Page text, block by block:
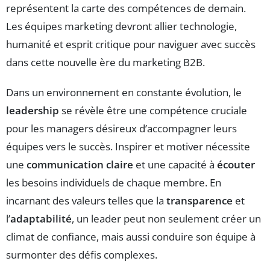
représentent la carte des compétences de demain.
Les équipes marketing devront allier technologie,
humanité et esprit critique pour naviguer avec succès
dans cette nouvelle ère du marketing B2B.
Dans un environnement en constante évolution, le
leadership se révèle être une compétence cruciale
pour les managers désireux d’accompagner leurs
équipes vers le succès. Inspirer et motiver nécessite
une communication claire et une capacité à écouter
les besoins individuels de chaque membre. En
incarnant des valeurs telles que la transparence et
l’adaptabilité, un leader peut non seulement créer un
climat de confiance, mais aussi conduire son équipe à
surmonter des défis complexes.